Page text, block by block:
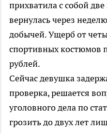
прихватила с собой
вернулась через
добычей. Ущерб от
спортивных костюмов
рублей.
Сейчас девушка
проверка, решается
уголовного дела по
грозить до двух лет